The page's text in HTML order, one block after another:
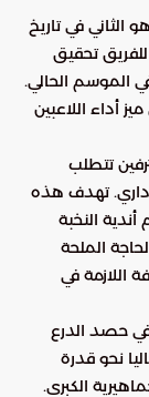
الثاني في تاريخ
تحقيق
الإنجاز في الموسم الحالي.
أداء اللاعبين
تتطلب
تهدف هذه
النخبة
الملحة
اللازمة في
حصد الدرع
نحو قدرة
الكبرى.